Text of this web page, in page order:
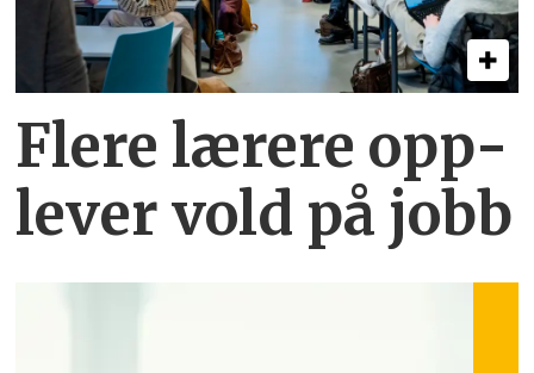
Flere lærere opp­
lever vold på jobb